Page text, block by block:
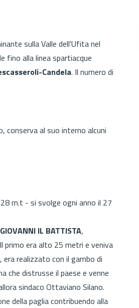
sulla Valle dell'Ufita nel
fino alla linea spartiacque
Candela. Il numero di
al suo interno alcuni
m.t - si svolge ogni anno il 27
GIOVANNI IL BATTISTA,
primo era alto 25 metri e veniva
realizzato con il gambo di
che distrusse il paese e venne
sindaco Ottaviano Silano.
della paglia contribuendo alla